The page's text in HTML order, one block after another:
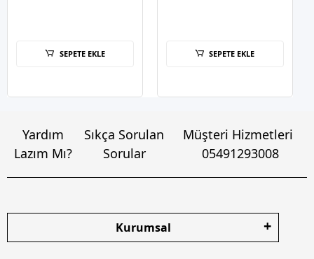
SEPETE EKLE SEPETE EKLE
Yardım
Lazım Mı?
Sıkça Sorulan
Sorular
Müşteri Hizmetleri
05491293008
Kurumsal